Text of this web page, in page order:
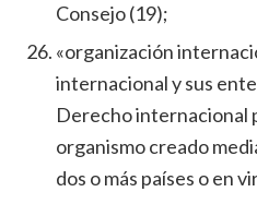
Consejo (19);
«organización
internacional y sus
Derecho internacional
organismo creado
dos o más países o en